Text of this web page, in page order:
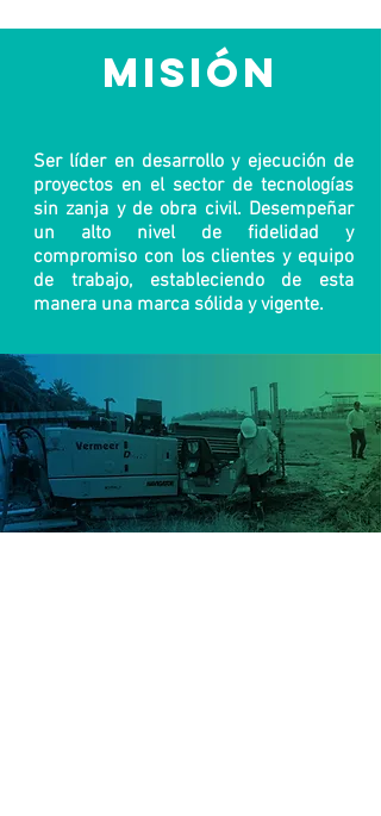
MISIÓN
Ser líder en desarrollo y ejecución de
proyectos en el sector de tecnologías
sin zanja y de obra civil. Desempeñar
un alto nivel de fidelidad y
compromiso con los clientes y equipo
de trabajo, estableciendo de esta
manera una marca sólida y vigente.